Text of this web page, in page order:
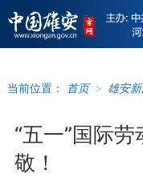
当前位置： 首页 > 雄安
“五一”国际
敬！